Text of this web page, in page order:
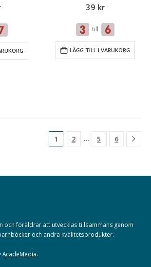
39 kr
till
LÄGG TILL I VARUKORG
1 2 … 5 6
och föräldrar att utvecklas tillsammans genom
och andra kvalitetsprodukter.
AcadeMedia.